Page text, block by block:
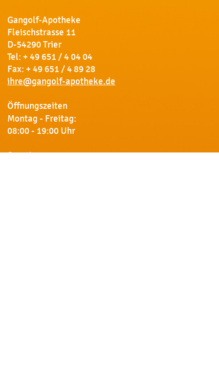
Gangolf-Apotheke
Fleischstrasse 11
D-54290 Trier
Tel: + 49 651 / 4 04 04
Fax: + 49 651 / 4 89 28
ihre@gangolf-apotheke.de
Öffnungszeiten
Montag - Freitag:
08:00 - 19:00 Uhr
Samstag: